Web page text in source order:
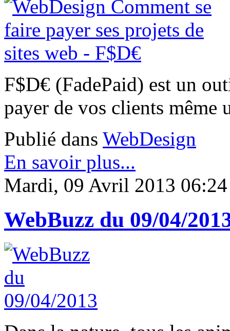
F$D€ (FadePaid) est un
payer de vos clients même
Publié dans WebDesign
En savoir plus...
Mardi, 09 Avril 2013 06:24
WebBuzz du 09/04/